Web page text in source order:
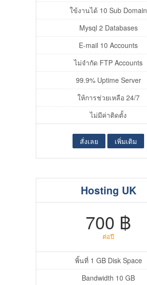
ใข้งานได้ 10 Sub Domain
Mysql 2 Databases
E-mail 10 Accounts
ไม่จำกัด FTP Accounts
99.9% Uptime Server
ให้การช่วยเหลือ 24/7
ไม่มีค่าติดตั้ง
สั่งเลย เพิ่มเติม
Hosting UK
700 ฿
ต่อปี
พิ้นที่ 1 GB Disk Space
Bandwidth 10 GB